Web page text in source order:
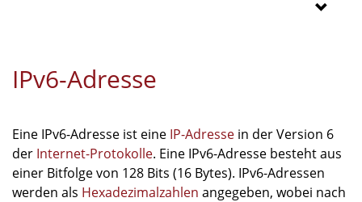
IPv6-Adresse
Eine IPv6-Adresse ist eine IP-Adresse in der Version 6
der Internet-Protokolle. Eine IPv6-Adresse besteht aus
einer Bitfolge von 128 Bits (16 Bytes). IPv6-Adressen
werden als Hexadezimalzahlen angegeben, wobei nach